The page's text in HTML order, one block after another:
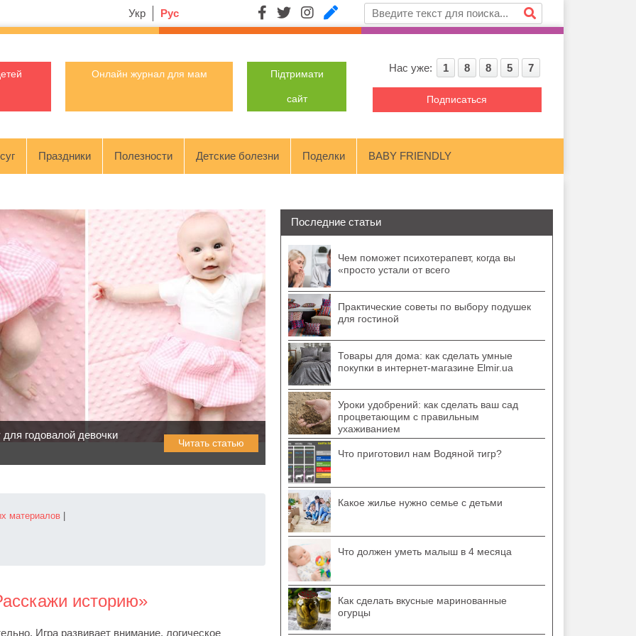
Укр Рус
Онлайн журнал для мам Підтримати
сайт
Нас уже: 1 8 8 5 7
Подписаться
Праздники Полезности Детские болезни Поделки BABY FRIENDLY
годовалой девочки
Читать статью
материалов
историю»
Игра развивает внимание, логическое
Последние статьи
Чем поможет психотерапевт, когда вы
«просто устали от всего
Практические советы по выбору подушек
для гостиной
Товары для дома: как сделать умные
покупки в интернет-магазине Elmir.ua
Уроки удобрений: как сделать ваш сад
процветающим с правильным
ухаживанием
Что приготовил нам Водяной тигр?
Какое жилье нужно семье с детьми
Что должен уметь малыш в 4 месяца
Как сделать вкусные маринованные
огурцы